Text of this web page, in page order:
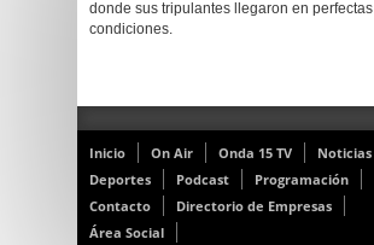
donde sus tripulantes llegaron en perfectas
condiciones.
Inicio On Air Onda 15 TV
Noticias
Deportes
Podcast
Programación
Contacto
Directorio de Empresas
Área Social